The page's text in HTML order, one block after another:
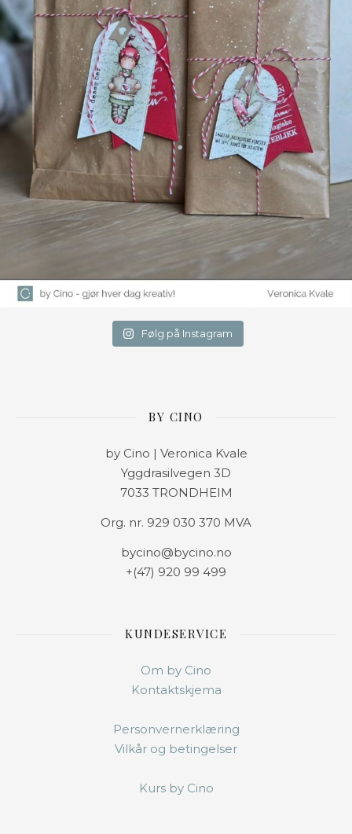
Følg på Instagram
BY CINO
by Cino | Veronica Kvale
Yggdrasilvegen 3D
7033 TRONDHEIM
Org. nr. 929 030 370 MVA
bycino@bycino.no
+(47) 920 99 499
KUNDESERVICE
Om by Cino
Kontaktskjema
Personvernerklæring
Vilkår og betingelser
Kurs by Cino